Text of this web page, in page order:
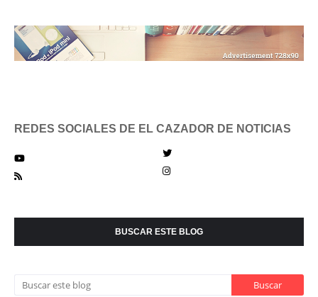
REDES SOCIALES DE EL CAZADOR DE NOTICIAS
BUSCAR ESTE BLOG